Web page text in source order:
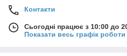
Контакти
Сьогодні працює з 10:00 до
Показати весь графік роботи